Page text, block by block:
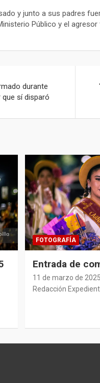
y junto a sus padres
Público y el
durante
que sí disparó
FOTOGRAFÍA
Entrada de
11 de marzo de 2025
Redacción